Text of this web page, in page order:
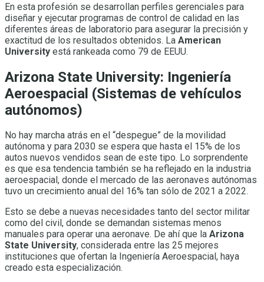
En esta profesión se desarrollan perfiles gerenciales para
diseñar y ejecutar programas de control de calidad en las
diferentes áreas de laboratorio para asegurar la precisión y
exactitud de los resultados obtenidos. La American
University está rankeada como 79 de EEUU.
Arizona State University: Ingeniería
Aeroespacial (Sistemas de vehículos
autónomos)
No hay marcha atrás en el “despegue” de la movilidad
autónoma y para 2030 se espera que hasta el 15% de los
autos nuevos vendidos sean de este tipo. Lo sorprendente
es que esa tendencia también se ha reflejado en la industria
aeroespacial, donde el mercado de las aeronaves autónomas
tuvo un crecimiento anual del 16% tan sólo de 2021 a 2022.
Esto se debe a nuevas necesidades tanto del sector militar
como del civil, donde se demandan sistemas menos
manuales para operar una aeronave. De ahí que la Arizona
State University, considerada entre las 25 mejores
instituciones que ofertan la Ingeniería Aeroespacial, haya
creado esta especialización.